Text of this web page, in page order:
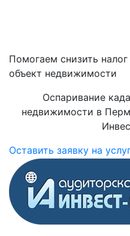
Помогаем снизить
объект недвижимости
Оспаривание
недвижимости в
Оставить заявку на